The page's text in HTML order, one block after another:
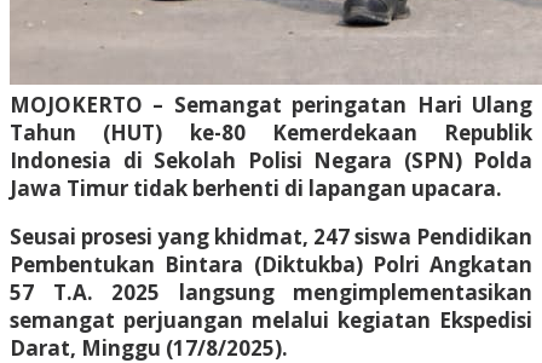
MOJOKERTO – Semangat peringatan Hari Ulang
Tahun (HUT) ke-80 Kemerdekaan Republik
Indonesia di Sekolah Polisi Negara (SPN) Polda
Jawa Timur tidak berhenti di lapangan upacara.
Seusai prosesi yang khidmat, 247 siswa Pendidikan
Pembentukan Bintara (Diktukba) Polri Angkatan
57 T.A. 2025 langsung mengimplementasikan
semangat perjuangan melalui kegiatan Ekspedisi
Darat, Minggu (17/8/2025).